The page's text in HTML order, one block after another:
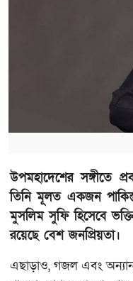
উপমহাদেশের সঙ্গীতে
তিনি মূলত একজন
মুসলিম সুফি হিসেবে
রয়েছে বেশ জনপ্রিয়তা।
এছাড়াও, গজল এবং